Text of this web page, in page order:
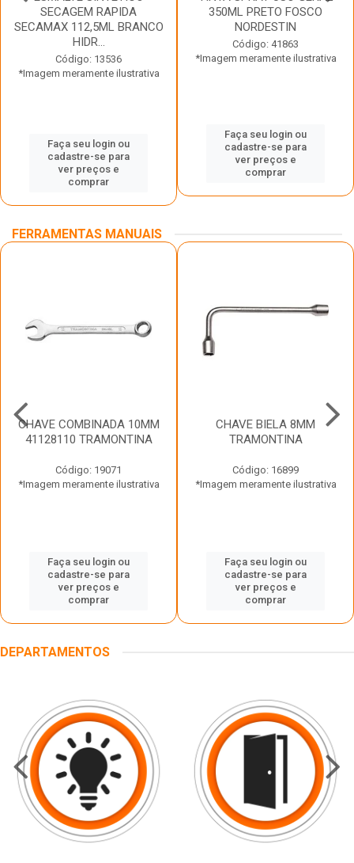
SECAGEM RAPIDA
SECAMAX 112,5ML BRANCO
HIDR...
Código: 13536
*Imagem meramente ilustrativa
Faça seu login ou
cadastre-se para
ver preços e
comprar
350ML PRETO FOSCO
NORDESTIN
Código: 41863
*Imagem meramente ilustrativa
Faça seu login ou
cadastre-se para
ver preços e
comprar
FERRAMENTAS MANUAIS
CHAVE COMBINADA 10MM
41128110 TRAMONTINA
Código: 19071
*Imagem meramente ilustrativa
Faça seu login ou
cadastre-se para
ver preços e
comprar
CHAVE BIELA 8MM
TRAMONTINA
Código: 16899
*Imagem meramente ilustrativa
Faça seu login ou
cadastre-se para
ver preços e
comprar
DEPARTAMENTOS